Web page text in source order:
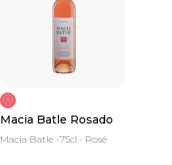
Macia Batle Rosado
Macia Batle -75cl.- Rosé